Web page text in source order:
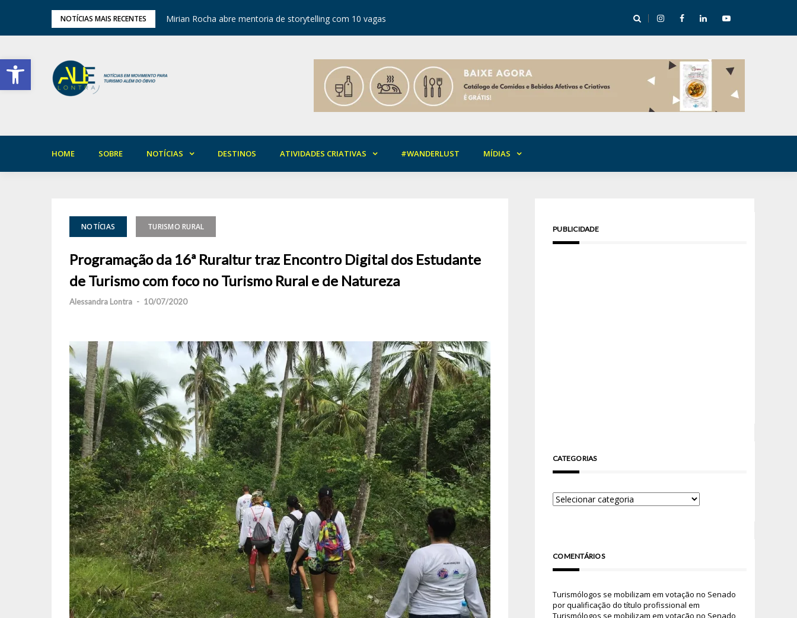
Barra de Ferramentas Aberta
NOTÍCIAS MAIS RECENTES
em Areia Mirian Rocha abre mentoria de storytelling com 10 vagas Festival de Inverno nas Serras abre temporada cultural em Cuité
HOME SOBRE NOTÍCIAS DESTINOS ATIVIDADES CRIATIVAS #WANDERLUST MÍDIAS
NOTÍCIAS TURISMO RURAL
Programação da 16ª Ruraltur traz Encontro Digital dos Estudante
de Turismo com foco no Turismo Rural e de Natureza
Alessandra Lontra - 10/07/2020
PUBLICIDADE
CATEGORIAS
COMENTÁRIOS
Turismólogos se mobilizam em votação no Senado
por qualificação do título profissional em
Turismólogos se mobilizam em votação no Senado